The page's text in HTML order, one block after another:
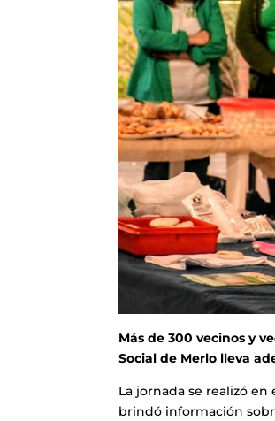
Más de 300 vecinos y
Social de Merlo lleva
La jornada se realizó
brindó información